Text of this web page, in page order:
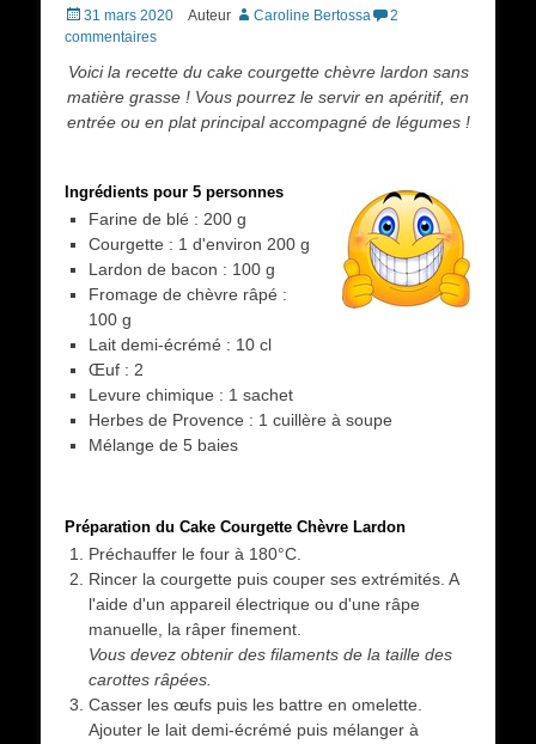
Posted
on
31 mars 2020 Auteur Caroline Bertossa
2
commentaires
Voici la recette du cake courgette chèvre lardon sans
matière grasse ! Vous pourrez le servir en apéritif, en
entrée ou en plat principal accompagné de légumes !
Ingrédients pour 5 personnes
Farine de blé : 200 g
Courgette : 1 d'environ 200 g
Lardon de bacon : 100 g
Fromage de chèvre râpé :
100 g
Lait demi-écrémé : 10 cl
Œuf : 2
Levure chimique : 1 sachet
Herbes de Provence : 1 cuillère à soupe
Mélange de 5 baies
Préparation du Cake Courgette Chèvre Lardon
Préchauffer le four à 180°C.
Rincer la courgette puis couper ses extrémités. A
l'aide d'un appareil électrique ou d'une râpe
manuelle, la râper finement.
Vous devez obtenir des filaments de la taille des
carottes râpées.
Casser les œufs puis les battre en omelette.
Ajouter le lait demi-écrémé puis mélanger à